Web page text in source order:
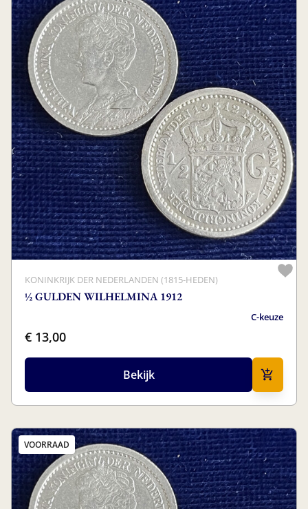
KONINKRIJK DER NEDERLANDEN (1815-HEDEN)
½ GULDEN WILHELMINA 1912
C-keuze
€ 13,00
Bekijk
VOORRAAD